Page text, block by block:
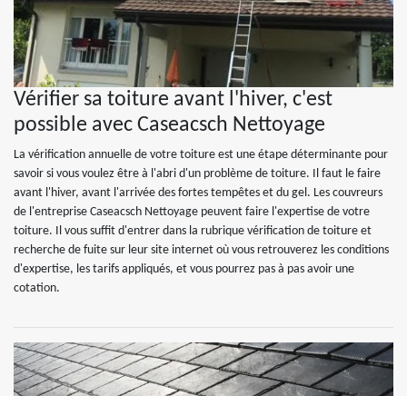
Vérifier sa toiture avant l'hiver, c'est
possible avec Caseacsch Nettoyage
La vérification annuelle de votre toiture est une étape déterminante pour
savoir si vous voulez être à l'abri d'un problème de toiture. Il faut le faire
avant l'hiver, avant l'arrivée des fortes tempêtes et du gel. Les couvreurs
de l'entreprise Caseacsch Nettoyage peuvent faire l'expertise de votre
toiture. Il vous suffit d'entrer dans la rubrique vérification de toiture et
recherche de fuite sur leur site internet où vous retrouverez les conditions
d'expertise, les tarifs appliqués, et vous pourrez pas à pas avoir une
cotation.